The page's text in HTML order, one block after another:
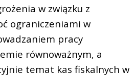
w związku z
ograniczeniami w
pracy
równoważnym, a
temat kas fiskalnych w